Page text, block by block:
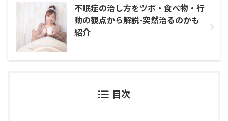
不眠症の治し方をツボ・食べ物・行
動の観点から解説-突然治るのかも
紹介
目次